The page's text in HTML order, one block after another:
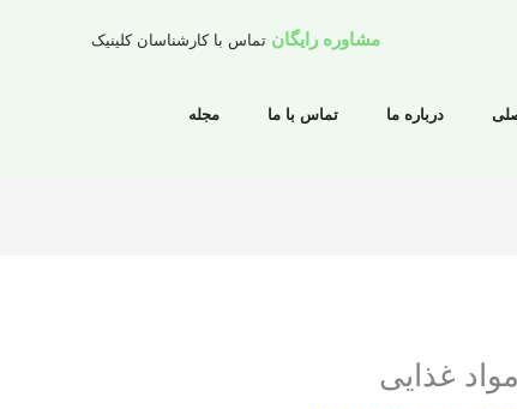
مشاوره رایگان تماس با کارشناسان کلینیک
درباره ما تماس با ما مجله
غذایی